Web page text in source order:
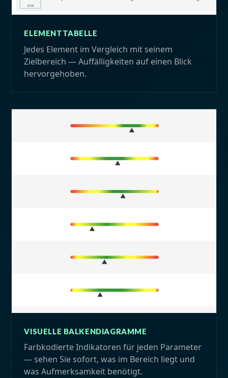
ELEMENTTABELLE
Jedes Element im Vergleich mit seinem
Zielbereich — Auffälligkeiten auf einen Blick
hervorgehoben.
VISUELLE BALKENDIAGRAMME
Farbkodierte Indikatoren für jeden Parameter
— sehen Sie sofort, was im Bereich liegt und
was Aufmerksamkeit benötigt.